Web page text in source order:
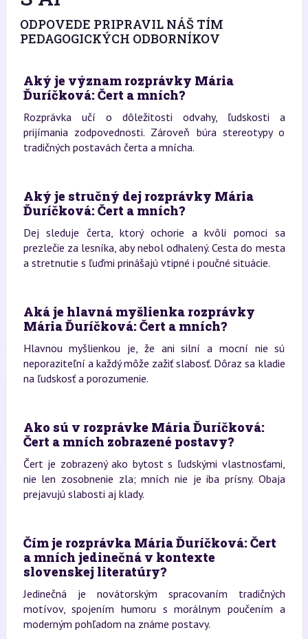
ODPOVEDE PRIPRAVIL NÁŠ TÍM
PEDAGOGICKÝCH ODBORNÍKOV
Aký je význam rozprávky Mária
Ďuríčková: Čert a mních?
Rozprávka učí o dôležitosti odvahy, ľudskosti a
prijímania zodpovednosti. Zároveň búra stereotypy o
tradičných postavách čerta a mnícha.
Aký je stručný dej rozprávky Mária
Ďuríčková: Čert a mních?
Dej sleduje čerta, ktorý ochorie a kvôli pomoci sa
prezlečie za lesníka, aby nebol odhalený. Cesta do mesta
a stretnutie s ľuďmi prinášajú vtipné i poučné situácie.
Aká je hlavná myšlienka rozprávky
Mária Ďuríčková: Čert a mních?
Hlavnou myšlienkou je, že ani silní a mocní nie sú
neporaziteľní a každý môže zažiť slabosť. Dôraz sa kladie
na ľudskosť a porozumenie.
Ako sú v rozprávke Mária Ďuríčková:
Čert a mních zobrazené postavy?
Čert je zobrazený ako bytost s ľudskými vlastnosťami,
nie len zosobnenie zla; mních nie je iba prísny. Obaja
prejavujú slabosti aj klady.
Čím je rozprávka Mária Ďuríčková: Čert
a mních jedinečná v kontexte
slovenskej literatúry?
Jedinečná je novátorským spracovaním tradičných
motívov, spojením humoru s morálnym poučením a
moderným pohľadom na známe postavy.